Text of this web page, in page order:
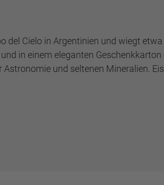
Cielo in Argentinien und wiegt
in einem eleganten
und seltenen Mineralien.